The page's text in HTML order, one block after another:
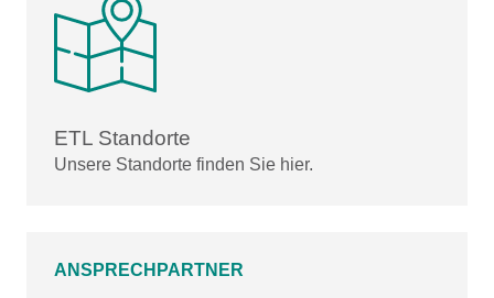
ETL Standorte
Unsere Standorte finden Sie hier.
ANSPRECHPARTNER